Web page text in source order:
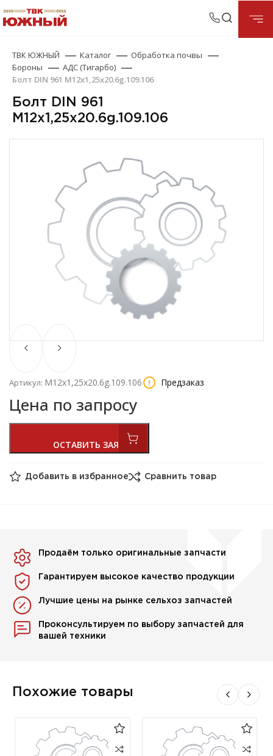
ТВК ЮЖНЫЙ Каталог
Обработка почвы
Бороны
АДС (Тигарбо)
Болт DIN 961 М12х1,25х20.6g.109.106
Болт DIN 961
М12х1,25х20.6g.109.106
Артикул: М12х1,25х20.6g.109.106 Предзаказ
Цена по запросу
Добавить в избранное Сравнить товар
Продаём только оригинальные запчасти
Гарантируем высокое качество продукции
Лучшие цены на рынке сельхоз запчастей
Проконсультируем по выбору запчастей для
вашей техники
Похожие товары